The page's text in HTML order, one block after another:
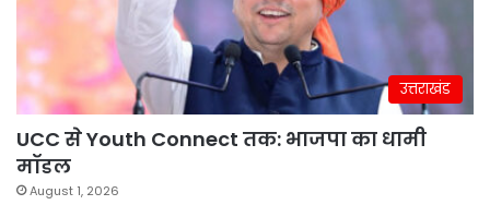
उत्तराखंड
UCC से Youth Connect तक: भाजपा का धामी
मॉडल
August 1, 2026